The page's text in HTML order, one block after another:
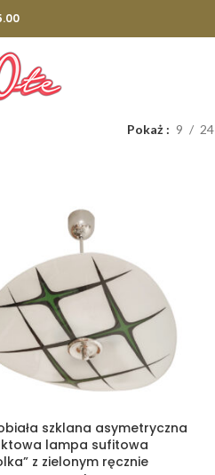
Pokaż 9 24
szklana asymetryczna
lampa sufitowa
z zielonym ręcznie